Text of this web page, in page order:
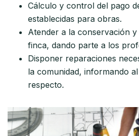
Cálculo y control del pago
establecidas para obras.
Atender a la conservación
finca, dando parte a los
Disponer reparaciones
la comunidad, informando
respecto.